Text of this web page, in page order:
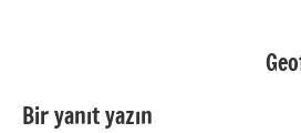
Bir yanıt yazın